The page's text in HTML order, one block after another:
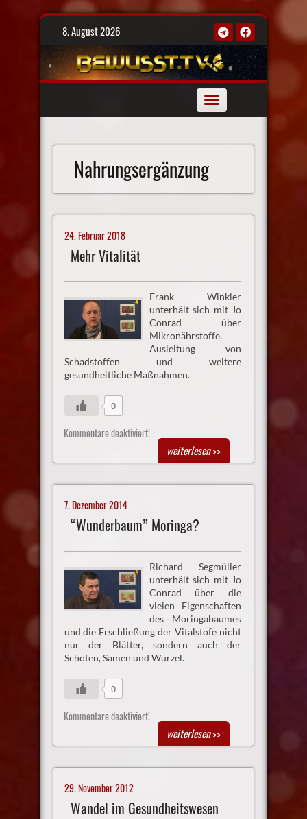
Skip
8. August 2026
Toggle
navigation
Nahrungsergänzung
24. Februar 2018
Mehr Vitalität
Frank Winkler
unterhält sich mit Jo
Conrad über
Mikronährstoffe,
Ausleitung von
Schadstoffen und weitere
gesundheitliche Maßnahmen.
0
Kommentare deaktiviert!
weiterlesen>>
7. Dezember 2014
“Wunderbaum” Moringa?
Richard Segmüller
unterhält sich mit Jo
Conrad über die
vielen Eigenschaften
des Moringabaumes
und die Erschließung der Vitalstofe nicht
nur der Blätter, sondern auch der
Schoten, Samen und Wurzel.
0
Kommentare deaktiviert!
weiterlesen>>
29. November 2012
Wandel im Gesundheitswesen